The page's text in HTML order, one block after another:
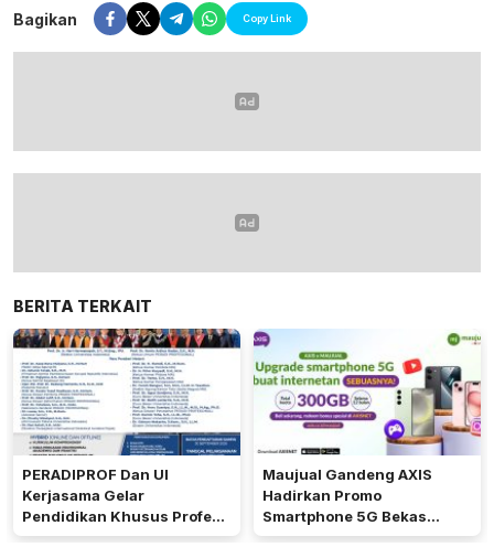
Bagikan Copy Link
BERITA TERKAIT
PERADIPROF Dan UI
Kerjasama Gelar
Pendidikan Khusus Profesi
Advokat
Maujual Gandeng AXIS
Hadirkan Promo
Smartphone 5G Bekas
dengan Bonus Kuota